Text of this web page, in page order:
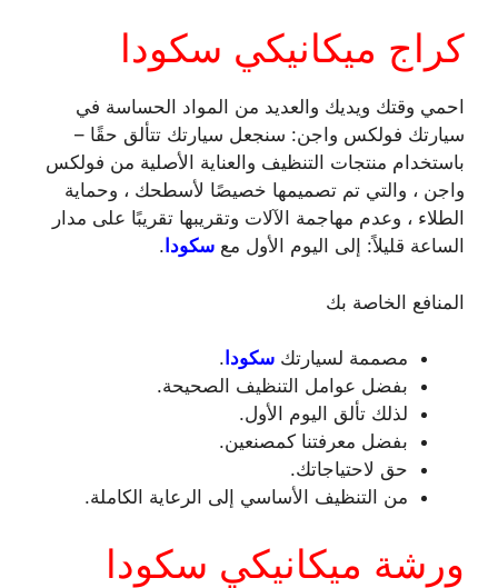
كراج ميكانيكي سكودا
احمي وقتك ويديك والعديد من المواد الحساسة في
سيارتك فولكس واجن: سنجعل سيارتك تتألق حقًا –
باستخدام منتجات التنظيف والعناية الأصلية من فولكس
واجن ، والتي تم تصميمها خصيصًا لأسطحك ، وحماية
الطلاء ، وعدم مهاجمة الآلات وتقريبها تقريبًا على مدار
الساعة قليلاً: إلى اليوم الأول مع سكودا .
المنافع الخاصة بك
مصممة لسيارتك سكودا .
بفضل عوامل التنظيف الصحيحة.
لذلك تألق اليوم الأول.
بفضل معرفتنا كمصنعين.
حق لاحتياجاتك.
من التنظيف الأساسي إلى الرعاية الكاملة.
ورشة ميكانيكي سكودا